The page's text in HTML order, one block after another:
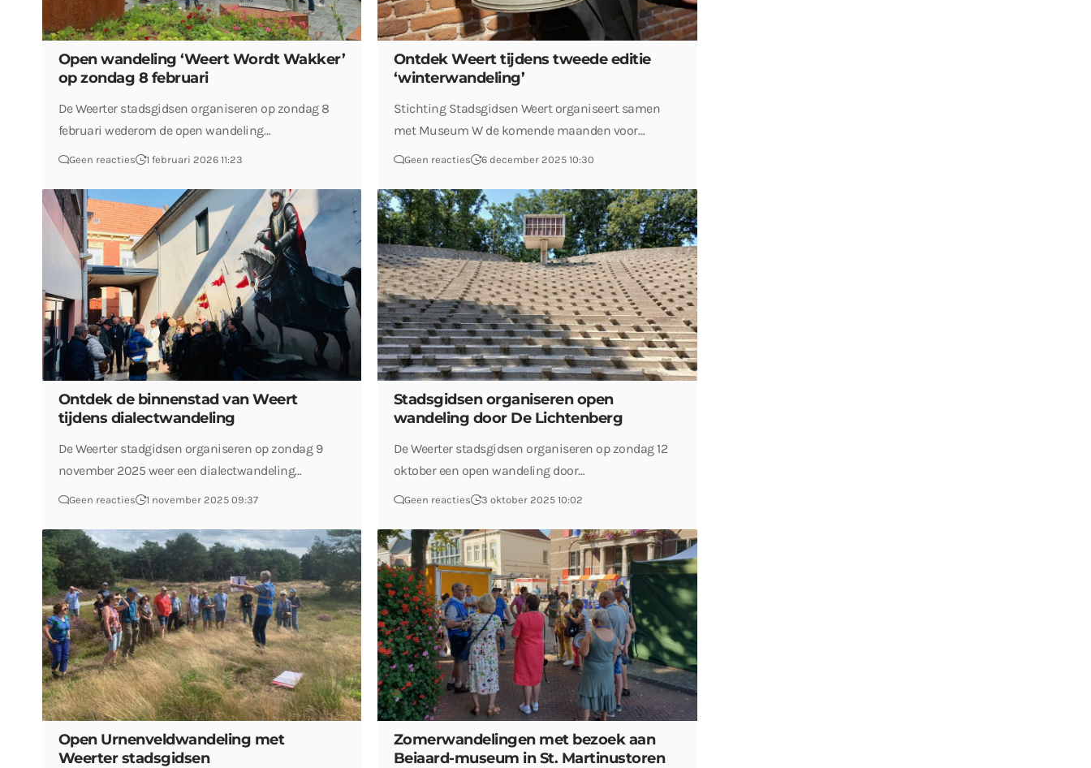
Open wandeling ‘Weert Wordt Wakker’
op zondag 8 februari
De Weerter stadsgidsen organiseren op zondag 8
februari wederom de open wandeling…
Geen reacties 1 februari 2026 11:23
Ontdek Weert tijdens tweede editie
‘winterwandeling’
Stichting Stadsgidsen Weert organiseert samen
met Museum W de komende maanden voor…
Geen reacties 6 december 2025 10:30
Ontdek de binnenstad van Weert
tijdens dialectwandeling
De Weerter stadgidsen organiseren op zondag 9
november 2025 weer een dialectwandeling…
Geen reacties 1 november 2025 09:37
Stadsgidsen organiseren open
wandeling door De Lichtenberg
De Weerter stadsgidsen organiseren op zondag 12
oktober een open wandeling door…
Geen reacties 3 oktober 2025 10:02
Open Urnenveldwandeling met
Weerter stadsgidsen
Zomerwandelingen met bezoek aan
Beiaard-museum in St. Martinustoren